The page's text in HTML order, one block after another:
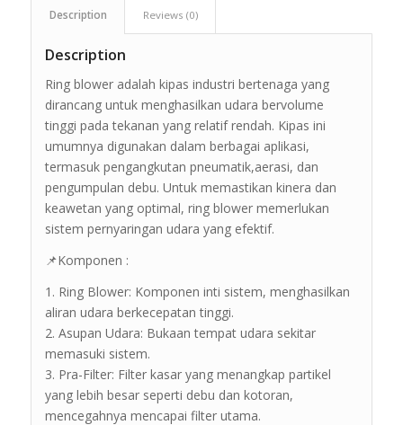
Description Reviews (0)
Description
Ring blower adalah kipas industri bertenaga yang
dirancang untuk menghasilkan udara bervolume
tinggi pada tekanan yang relatif rendah. Kipas ini
umumnya digunakan dalam berbagai aplikasi,
termasuk pengangkutan pneumatik,aerasi, dan
pengumpulan debu. Untuk memastikan kinera dan
keawetan yang optimal, ring blower memerlukan
sistem pernyaringan udara yang efektif.
📌Komponen :
1. Ring Blower: Komponen inti sistem, menghasilkan
aliran udara berkecepatan tinggi.
2. Asupan Udara: Bukaan tempat udara sekitar
memasuki sistem.
3. Pra-Filter: Filter kasar yang menangkap partikel
yang lebih besar seperti debu dan kotoran,
mencegahnya mencapai filter utama.